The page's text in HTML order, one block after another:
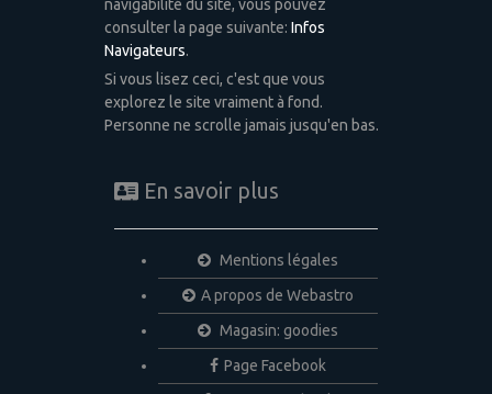
navigabilité du site, vous pouvez
consulter la page suivante: Infos
Navigateurs.
Si vous lisez ceci, c'est que vous
explorez le site vraiment à fond.
Personne ne scrolle jamais jusqu'en bas.
En savoir plus
Mentions légales
A propos de Webastro
Magasin: goodies
Page Facebook